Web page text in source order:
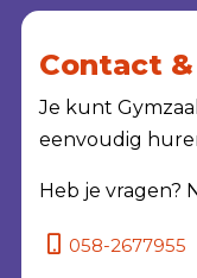
Contact
Je kunt
eenvoudig
Heb je vragen?
058-2677955